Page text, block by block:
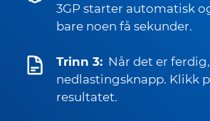
3GP starter automatisk
bare noen få sekunder.
Trinn 3: Når det er
nedlastingsknapp. Klikk
resultatet.